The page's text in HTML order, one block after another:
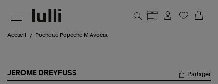
Accueil Pochette Popoche M Avocat
JEROME DREYFUSS Partager